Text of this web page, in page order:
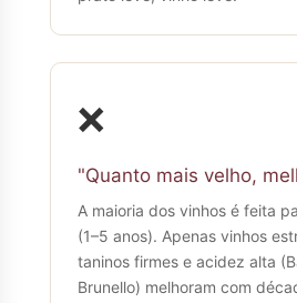
❌
"Quanto mais velho,
A maioria dos vinhos é feita
(1–5 anos). Apenas vinhos
taninos firmes e acidez alta
Brunello) melhoram com